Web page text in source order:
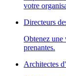
votre
Directeurs
Obtenez une
prenantes.
Architectes